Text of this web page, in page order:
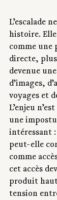
L’escalade
histoire. Elle
comme une
directe,
devenue
d’images,
voyages et
L’enjeu
une
intéressant
peut-elle
comme
cet accès
produit
tension